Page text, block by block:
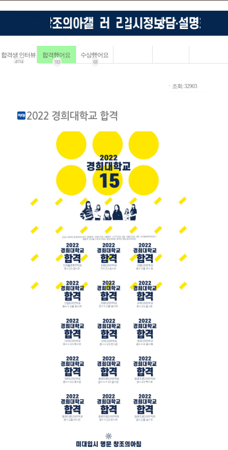
합격생 인터뷰
4114
합격했어요
183
수상했어요
68
ㆍ조회: 32903
2022 경희대학교 합격